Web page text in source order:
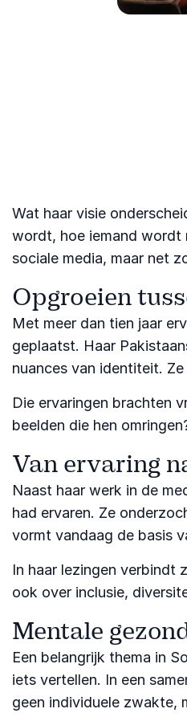
Wat haar visie
wordt, hoe iemand wordt
sociale media, maar net
Opgroeien
Met meer dan tien jaar
geplaatst. Haar
nuances van identiteit.
Die ervaringen brachten
beelden die hen
Van ervaring
Naast haar werk in de
had ervaren. Ze
vormt vandaag de basis
In haar lezingen verbindt
ook over inclusie,
Mentale
Een belangrijk thema in
iets vertellen. In een
geen individuele zwakte,